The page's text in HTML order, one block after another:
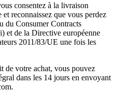
consentez à la livraison
reconnaissez que vous perdez
du Consumer Contracts
et de la Directive européenne
2011/83/UE une fois les
de votre achat, vous pouvez
dans les 14 jours en envoyant